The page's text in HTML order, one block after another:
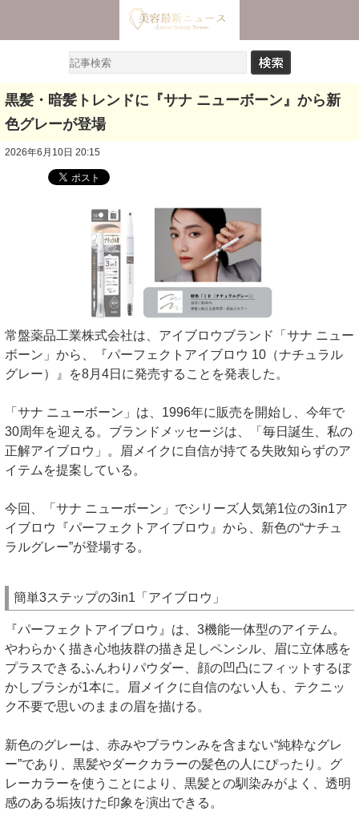
黒髪・暗髪トレンドに『サナ ニューボーン』から新
色グレーが登場
2026年6月10日 20:15
常盤薬品工業株式会社は、アイブロウブランド「サナ ニュー
ボーン」から、『パーフェクトアイブロウ 10（ナチュラル
グレー）』を8月4日に発売することを発表した。
「サナ ニューボーン」は、1996年に販売を開始し、今年で
30周年を迎える。ブランドメッセージは、「毎日誕生、私の
正解アイブロウ」。眉メイクに自信が持てる失敗知らずのア
イテムを提案している。
今回、「サナ ニューボーン」でシリーズ人気第1位の3in1ア
イブロウ『パーフェクトアイブロウ』から、新色の“ナチュ
ラルグレー”が登場する。
簡単3ステップの3in1「アイブロウ」
『パーフェクトアイブロウ』は、3機能一体型のアイテム。
やわらかく描き心地抜群の描き足しペンシル、眉に立体感を
プラスできるふんわりパウダー、顔の凹凸にフィットするぼ
かしブラシが1本に。眉メイクに自信のない人も、テクニッ
ク不要で思いのままの眉を描ける。
新色のグレーは、赤みやブラウンみを含まない“純粋なグレ
ー”であり、黒髪やダークカラーの髪色の人にぴったり。グ
レーカラーを使うことにより、黒髪との馴染みがよく、透明
感のある垢抜けた印象を演出できる。